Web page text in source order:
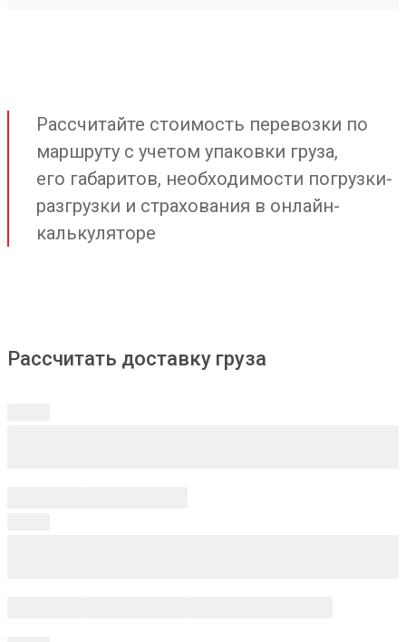
Рассчитайте стоимость перевозки по
маршруту с учетом упаковки груза,
его габаритов, необходимости погрузки-
разгрузки и страхования в онлайн-
калькуляторе
Рассчитать доставку груза